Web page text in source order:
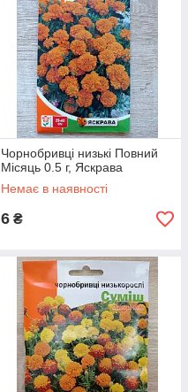
Чорнобривці низькі Повний
Місяць 0.5 г, Яскрава
Немає в наявності
6 ₴